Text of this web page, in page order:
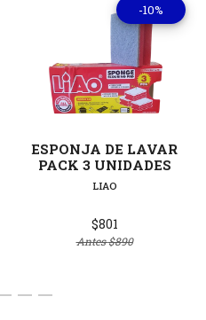
-10%
ESPONJA DE LAVAR
PACK 3 UNIDADES
LIAO
$801
Antes$890